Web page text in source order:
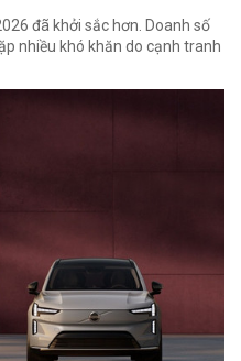
đã khởi sắc hơn. Doanh số
nhiều khó khăn do cạnh tranh